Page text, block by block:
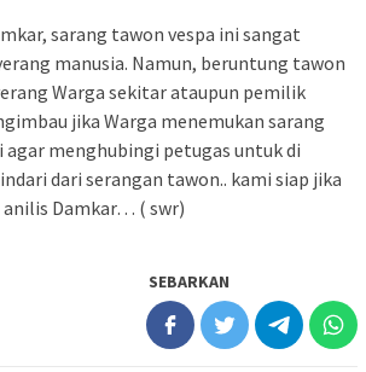
sarang tawon vespa ini sangat
manusia. Namun, beruntung tawon
Warga sekitar ataupun pemilik
jika Warga menemukan sarang
agar menghubingi petugas untuk di
dari serangan tawon.. kami siap jika
Damkar… ( swr)
SEBARKAN